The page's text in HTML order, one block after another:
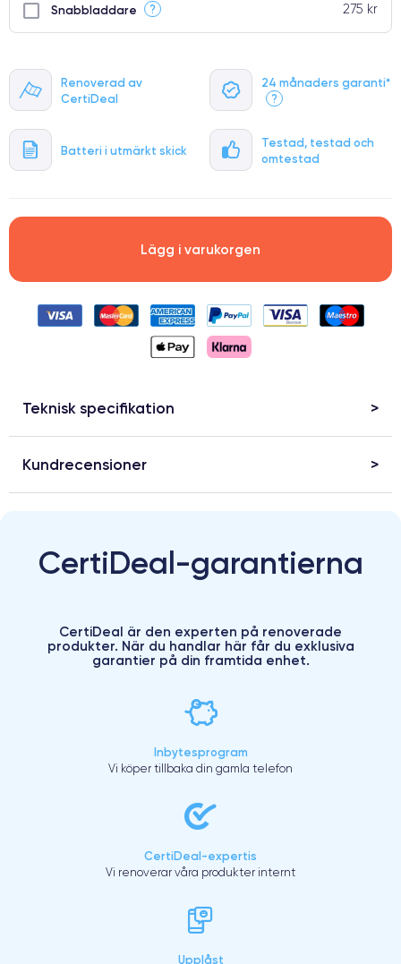
Renoverad av
CertiDeal
24 månaders garanti*
?
Batteri i utmärkt skick
Testad, testad och
omtestad
Snabbladdare ? 275 kr
Lägg i varukorgen
Teknisk specifikation
Kundrecensioner
CertiDeal-garantierna
CertiDeal är den experten på renoverade
produkter. När du handlar här får du exklusiva
garantier på din framtida enhet.
Inbytesprogram
Vi köper tillbaka din gamla telefon
CertiDeal-expertis
Vi renoverar våra produkter internt
Upplåst